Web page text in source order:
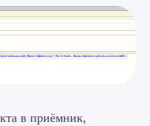
в приёмник,